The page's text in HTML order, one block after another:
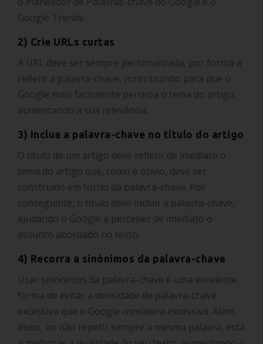
Google Trends.
2) Crie URLs curtas
A URL deve ser sempre personalizada, por forma a
refletir a palavra-chave, contribuindo para que o
Google mais facilmente perceba o tema do artigo,
aumentando a sua relevância.
3) Inclua a palavra-chave no título do artigo
O título de um artigo deve refletir de imediato o
tema do artigo que, como é óbvio, deve ser
construído em torno da palavra-chave. Por
conseguinte, o título deve incluir a palavra-chave,
ajudando o Google a perceber de imediato o
assunto abordado no texto.
4) Recorra a sinónimos da palavra-chave
Usar sinónimos da palavra-chave é uma excelente
forma de evitar a densidade de palavra-chave
excessiva que o Google considera excessiva. Além
disso, ao não repetir sempre a mesma palavra, está